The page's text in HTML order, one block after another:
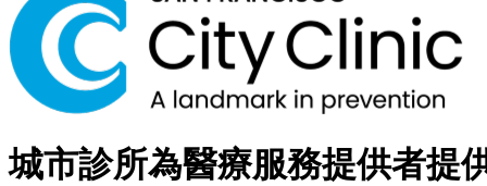
城市診所為醫療服務提供者提